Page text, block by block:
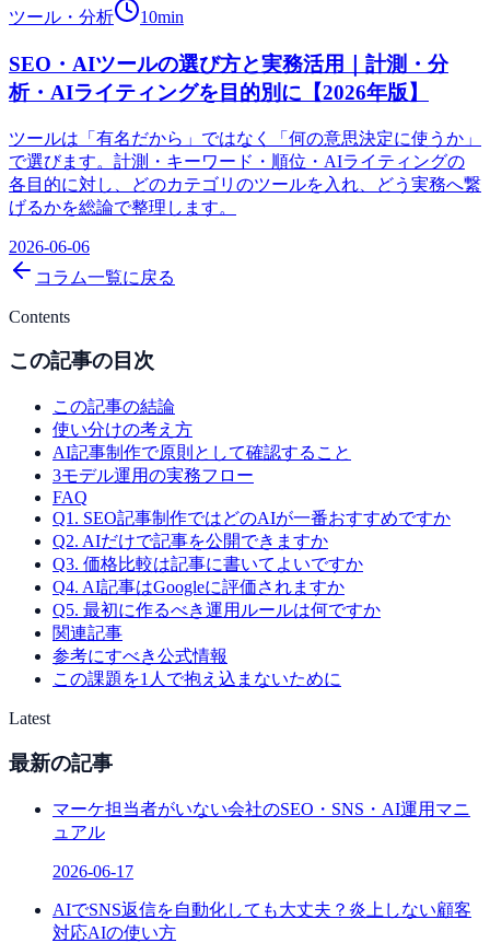
ツール・分析 10min
SEO・AIツールの選び方と実務活用｜計測・分
析・AIライティングを目的別に【2026年版】
ツールは「有名だから」ではなく「何の意思決定に使うか」
で選びます。計測・キーワード・順位・AIライティングの
各目的に対し、どのカテゴリのツールを入れ、どう実務へ繋
げるかを総論で整理します。
2026-06-06
コラム一覧に戻る
Contents
この記事の目次
この記事の結論
使い分けの考え方
AI記事制作で原則として確認すること
3モデル運用の実務フロー
FAQ
Q1. SEO記事制作ではどのAIが一番おすすめですか
Q2. AIだけで記事を公開できますか
Q3. 価格比較は記事に書いてよいですか
Q4. AI記事はGoogleに評価されますか
Q5. 最初に作るべき運用ルールは何ですか
関連記事
参考にすべき公式情報
この課題を1人で抱え込まないために
Latest
最新の記事
マーケ担当者がいない会社のSEO・SNS・AI運用マニ
ュアル
2026-06-17
AIでSNS返信を自動化しても大丈夫？炎上しない顧客
対応AIの使い方